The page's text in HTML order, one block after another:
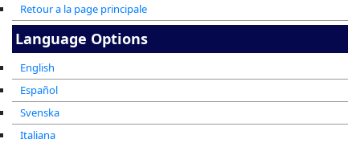
Retour a la page principale
Language Options
English
Español
Svenska
Italiana